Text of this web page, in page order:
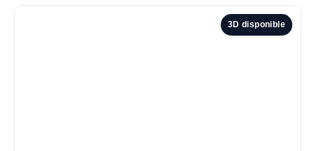
3D disponible